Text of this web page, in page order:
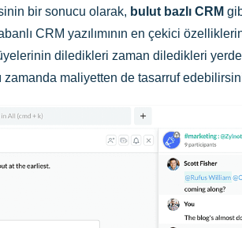
bir sonucu olarak, bulut bazlı CRM
CRM yazılımının en çekici
diledikleri zaman diledikleri
zamanda maliyetten de tasarruf